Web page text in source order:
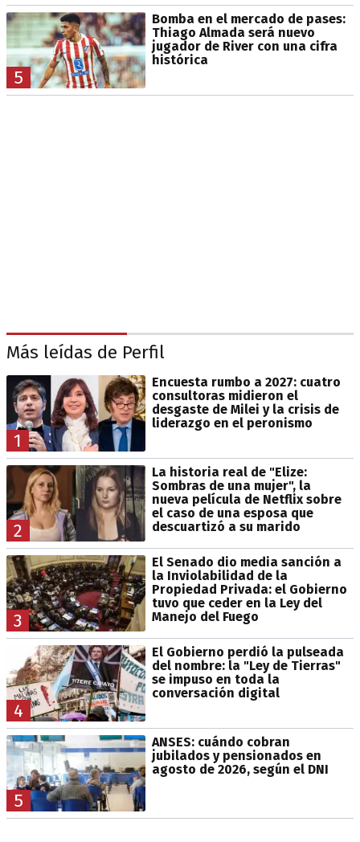
5
Bomba en el mercado de pases:
Thiago Almada será nuevo
jugador de River con una cifra
histórica
Más leídas de Perfil
1
Encuesta rumbo a 2027: cuatro
consultoras midieron el
desgaste de Milei y la crisis de
liderazgo en el peronismo
2
La historia real de "Elize:
Sombras de una mujer", la
nueva película de Netflix sobre
el caso de una esposa que
descuartizó a su marido
3
El Senado dio media sanción a
la Inviolabilidad de la
Propiedad Privada: el Gobierno
tuvo que ceder en la Ley del
Manejo del Fuego
4
El Gobierno perdió la pulseada
del nombre: la "Ley de Tierras"
se impuso en toda la
conversación digital
5
ANSES: cuándo cobran
jubilados y pensionados en
agosto de 2026, según el DNI